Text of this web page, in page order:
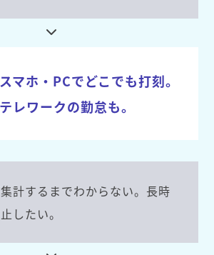
スマホ・PCでどこでも打刻。
テレワークの勤怠も。
計するまでわからない。長時
したい。